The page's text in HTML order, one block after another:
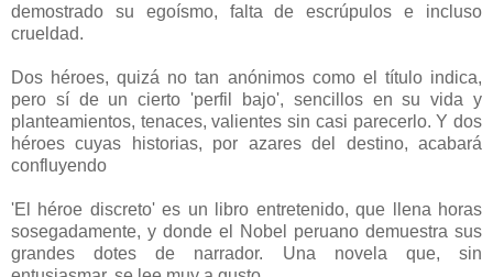
demostrado su egoísmo, falta de escrúpulos e incluso
crueldad.
Dos héroes, quizá no tan anónimos como el título indica,
pero sí de un cierto 'perfil bajo', sencillos en su vida y
planteamientos, tenaces, valientes sin casi parecerlo. Y dos
héroes cuyas historias, por azares del destino, acabará
confluyendo
'El héroe discreto' es un libro entretenido, que llena horas
sosegadamente, y donde el Nobel peruano demuestra sus
grandes dotes de narrador. Una novela que, sin